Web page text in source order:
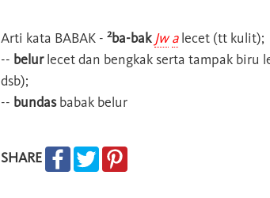
Arti kata BABAK - 2ba-bak Jw alecet (tt kulit);
-- belurlecet dan bengkak serta tampak biru
dsb);
-- bundasbabak belur
SHARE